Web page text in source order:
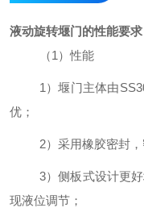
液动旋转堰门的性能要求
（1 ）性能
1 ）堰门主体由
优；
2）采用橡胶密封
3）侧板式设计更
现液位调节；